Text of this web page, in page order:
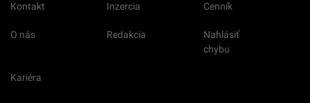
Kontakt Inzercia Cenník
O nás Redakcia
Nahlásiť
chybu
Kariéra